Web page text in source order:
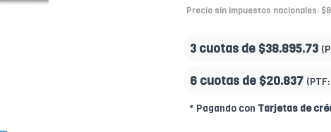
Precio sin impuestos nacionales:
3 cuotas de $38.895.73
6 cuotas de $20.837 (PTF:
* Pagando con Tarjetas de